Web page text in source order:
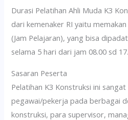
Durasi Pelatihan Ahli Muda K3
dari kemenaker RI yaitu
(Jam Pelajaran), yang bisa
selama 5 hari dari jam 08.00 sd
Sasaran Peserta
Pelatihan K3 Konstruksi ini
pegawai/pekerja pada berbagai
konstruksi, para supervisor,